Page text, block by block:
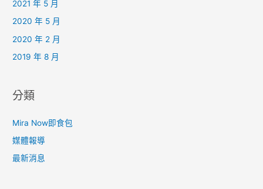
2021 年 5 月
2020 年 5 月
2020 年 2 月
2019 年 8 月
分類
Mira Now即食包
媒體報導
最新消息